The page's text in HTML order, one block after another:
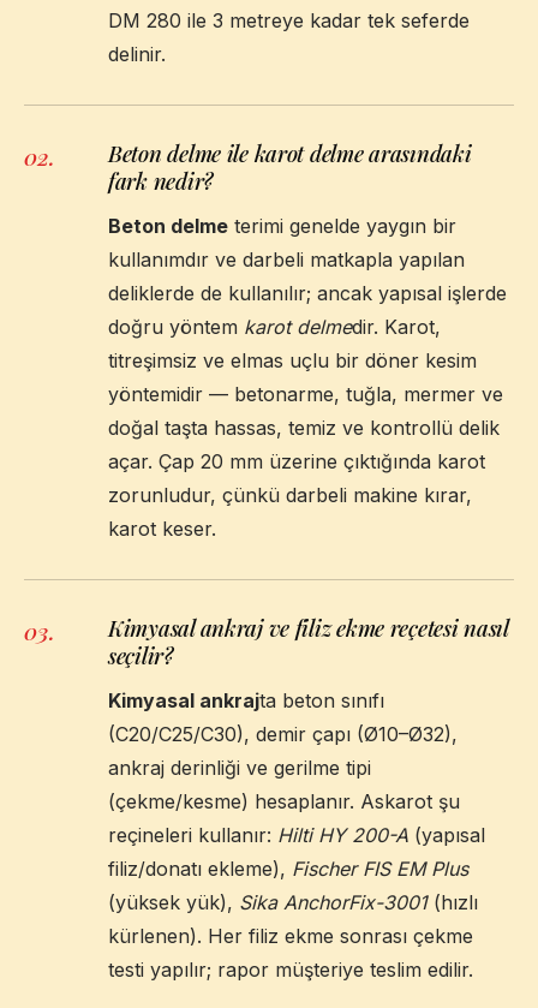
DM 280 ile 3 metreye kadar tek seferde
delinir.
02.
Beton delme ile karot delme arasındaki
fark nedir?
Beton delme terimi genelde yaygın bir
kullanımdır ve darbeli matkapla yapılan
deliklerde de kullanılır; ancak yapısal işlerde
doğru yöntem karot delmedir. Karot,
titreşimsiz ve elmas uçlu bir döner kesim
yöntemidir — betonarme, tuğla, mermer ve
doğal taşta hassas, temiz ve kontrollü delik
açar. Çap 20 mm üzerine çıktığında karot
zorunludur, çünkü darbeli makine kırar,
karot keser.
03.
Kimyasal ankraj ve filiz ekme reçetesi nasıl
seçilir?
Kimyasal ankrajta beton sınıfı
(C20/C25/C30), demir çapı (Ø10–Ø32),
ankraj derinliği ve gerilme tipi
(çekme/kesme) hesaplanır. Askarot şu
reçineleri kullanır: Hilti HY 200-A (yapısal
filiz/donatı ekleme), Fischer FIS EM Plus
(yüksek yük), Sika AnchorFix-3001(hızlı
kürlenen). Her filiz ekme sonrası çekme
testi yapılır; rapor müşteriye teslim edilir.